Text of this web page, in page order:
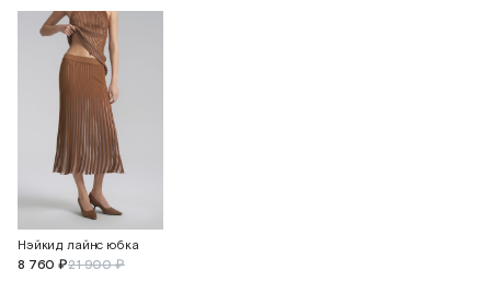
Нэйкид лайнс юбка
8 760 ₽21 900 ₽